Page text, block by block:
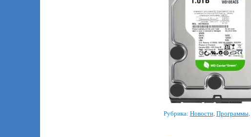
Рубрика: Новости,Программы,